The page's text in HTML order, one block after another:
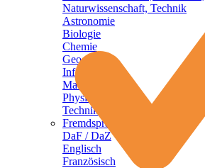
Naturwissenschaft, Technik
Astronomie
Biologie
Chemie
Geographie
Informatik
Mathematik
Physik
Technik
Fremdsprachen
DaF / DaZ
Englisch
Französisch